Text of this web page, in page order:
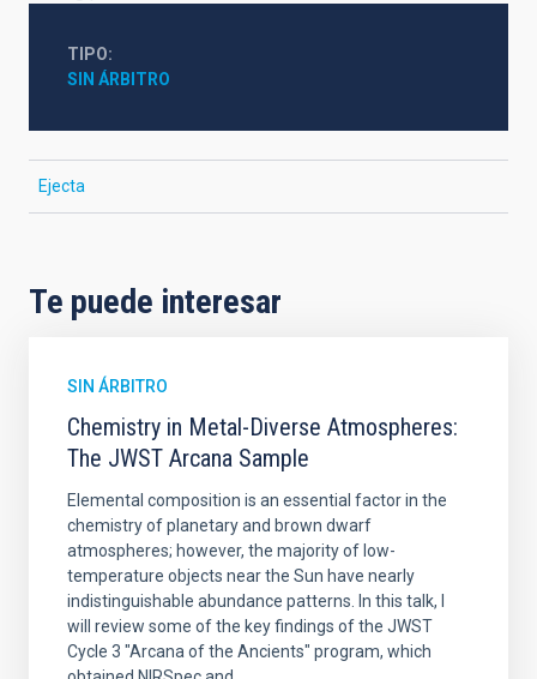
TIPO
SIN ÁRBITRO
Ejecta
Te puede interesar
SIN ÁRBITRO
Chemistry in Metal-Diverse Atmospheres:
The JWST Arcana Sample
Elemental composition is an essential factor in the
chemistry of planetary and brown dwarf
atmospheres; however, the majority of low-
temperature objects near the Sun have nearly
indistinguishable abundance patterns. In this talk, I
will review some of the key findings of the JWST
Cycle 3 "Arcana of the Ancients" program, which